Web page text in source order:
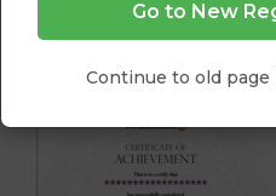
Go to New
Continue to old page